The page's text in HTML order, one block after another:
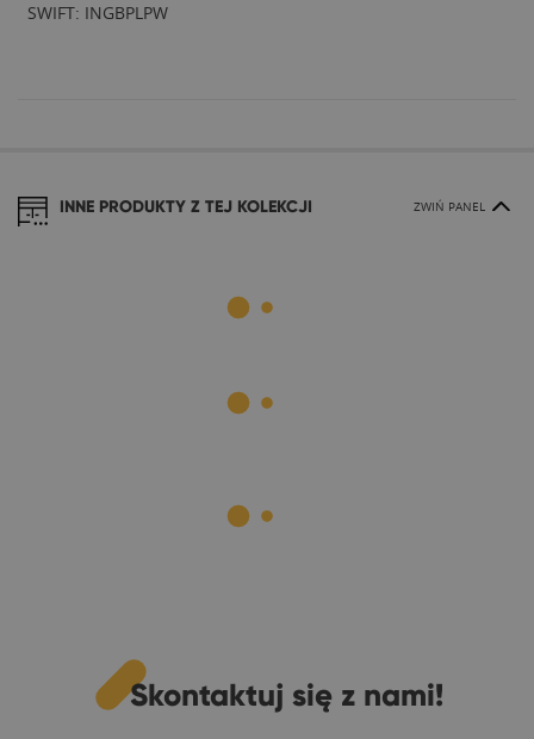
SWIFT: INGBPLPW
INNE PRODUKTY Z TEJ KOLEKCJI ZWIŃ PANEL
Skontaktuj się z nami!